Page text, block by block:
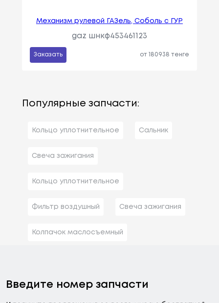
Механизм рулевой ГАЗель, Соболь с ГУР
gaz шнкф453461123
Заказать от 180938 тенге
Популярные запчасти:
Кольцо уплотнительное Сальник
Свеча зажигания
Кольцо уплотнительное
Фильтр воздушный Свеча зажигания
Колпачок маслосъемный
Введите номер запчасти